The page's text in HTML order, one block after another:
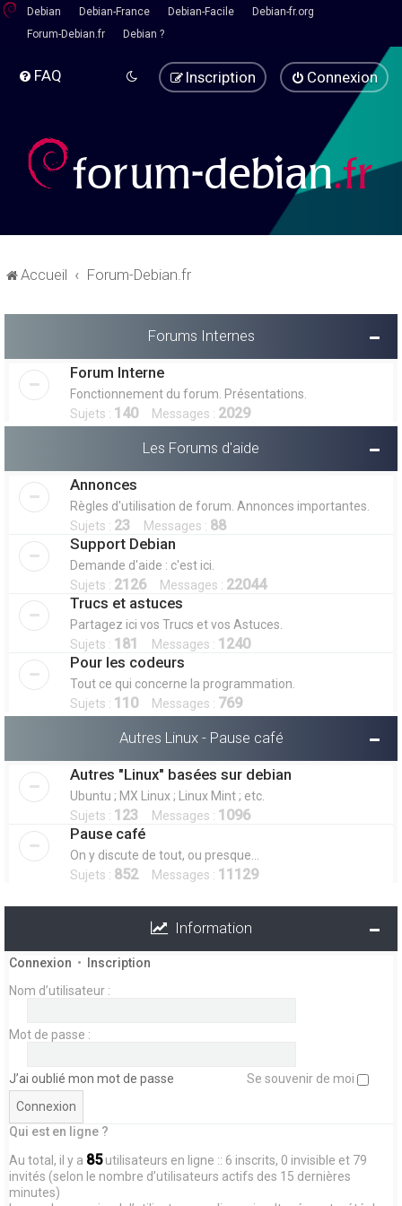
Debian Debian-France Debian-Facile
Debian-fr.org
Forum-Debian.fr
Debian ?
FAQ Connexion
Inscription
Accueil Forum-Debian.fr
Forums Internes
Forum Interne
Fonctionnement du forum. Présentations.
Sujets : 140Messages : 2029
Les Forums d'aide
Annonces
Règles d'utilisation de forum. Annonces importantes.
Sujets : 23 Messages : 88
Support Debian
Demande d'aide : c'est ici.
Sujets : 2126Messages : 22044
Trucs et astuces
Partagez ici vos Trucs et vos Astuces.
Sujets : 181 Messages : 1240
Pour les codeurs
Tout ce qui concerne la programmation.
Sujets : 110Messages : 769
Autres Linux - Pause café
Autres "Linux" basées sur debian
Ubuntu ; MX Linux ; Linux Mint ; etc.
Sujets : 123 Messages : 1096
Pause café
On y discute de tout, ou presque...
Sujets : 852Messages : 11129
Information
Connexion •
Inscription
Nom d’utilisateur :
Mot de passe :
J’ai oublié mon mot de passe Se souvenir de moi
Qui est en ligne ?
Au total, il y a 85utilisateurs en ligne :: 6 inscrits, 0 invisible et 79
invités (selon le nombre d’utilisateurs actifs des 15 dernières
minutes)